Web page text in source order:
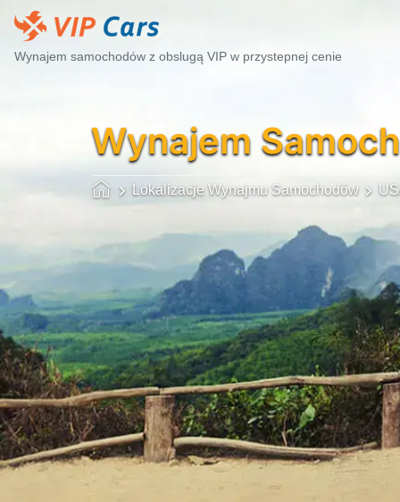
Wynajem samochodów z obslugą VIP w przystepnej cenie
Wynajem
Lokalizacje Wynajmu Samochodów